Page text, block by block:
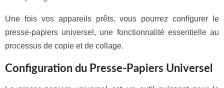
Une fois vos appareils prêts, vous pourrez configurer le
presse-papiers universel, une fonctionnalité essentielle au
processus de copie et de collage.
Configuration du Presse-Papiers Universel